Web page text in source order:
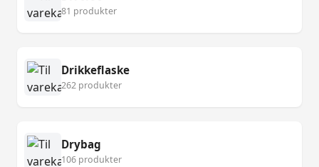
81 produkter
Drikkeflaske
262 produkter
Drybag
106 produkter